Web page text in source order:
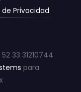
de Privacidad
52 33 31210744
para